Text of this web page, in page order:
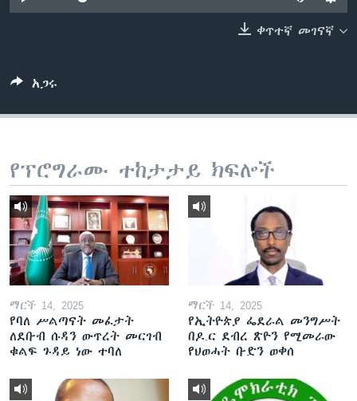
ቀጥተኛ መገናኛ
አጋሩ
የፕሮግራሙ ተከታታይ ክፍሎች
ማርች 14, 2025
የባለ ሥልጣናት መፈታት
ለደቡብ ሱዳን ውጥረት መርገብ
ቁልፍ ጉዳይ ነው ተባለ
ማርች 14, 2025
የኢትዮጵያ ፌደራል መንግሥት
በዶ.ር ደብረ ጽዮን የሚመራው
የህወሓት ቡድን ወቀሰ